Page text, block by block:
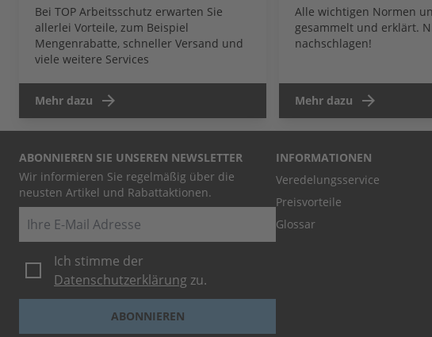
Bei TOP Arbeitsschutz erwarten Sie
allerlei Vorteile, zum Beispiel
Mengenrabatte, schneller Versand und
viele weitere Services
Mehr dazu
Alle wichtigen Normen
gesammelt und erklärt.
nachschlagen!
Mehr dazu
ABONNIEREN SIE UNSEREN NEWSLETTER
Wir informieren Sie regelmäßig über die
neusten Artikel und Rabattaktionen.
E-Mail
Ich stimme der
Datenschutzerklärung zu.
ABONNIEREN
INFORMATIONEN
Veredelungsservice
Preisvorteile
Glossar